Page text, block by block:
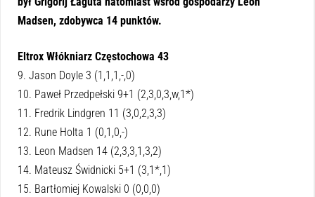
Madsen, zdobywca 14 punktów.
Eltrox Włókniarz Częstochowa 43
9. Jason Doyle 3 (1,1,1,-,0)
10. Paweł Przedpełski 9+1 (2,3,0,3,w,1*)
11. Fredrik Lindgren 11 (3,0,2,3,3)
12. Rune Holta 1 (0,1,0,-)
13. Leon Madsen 14 (2,3,3,1,3,2)
14. Mateusz Świdnicki 5+1 (3,1*,1)
15. Bartłomiej Kowalski 0 (0,0,0)